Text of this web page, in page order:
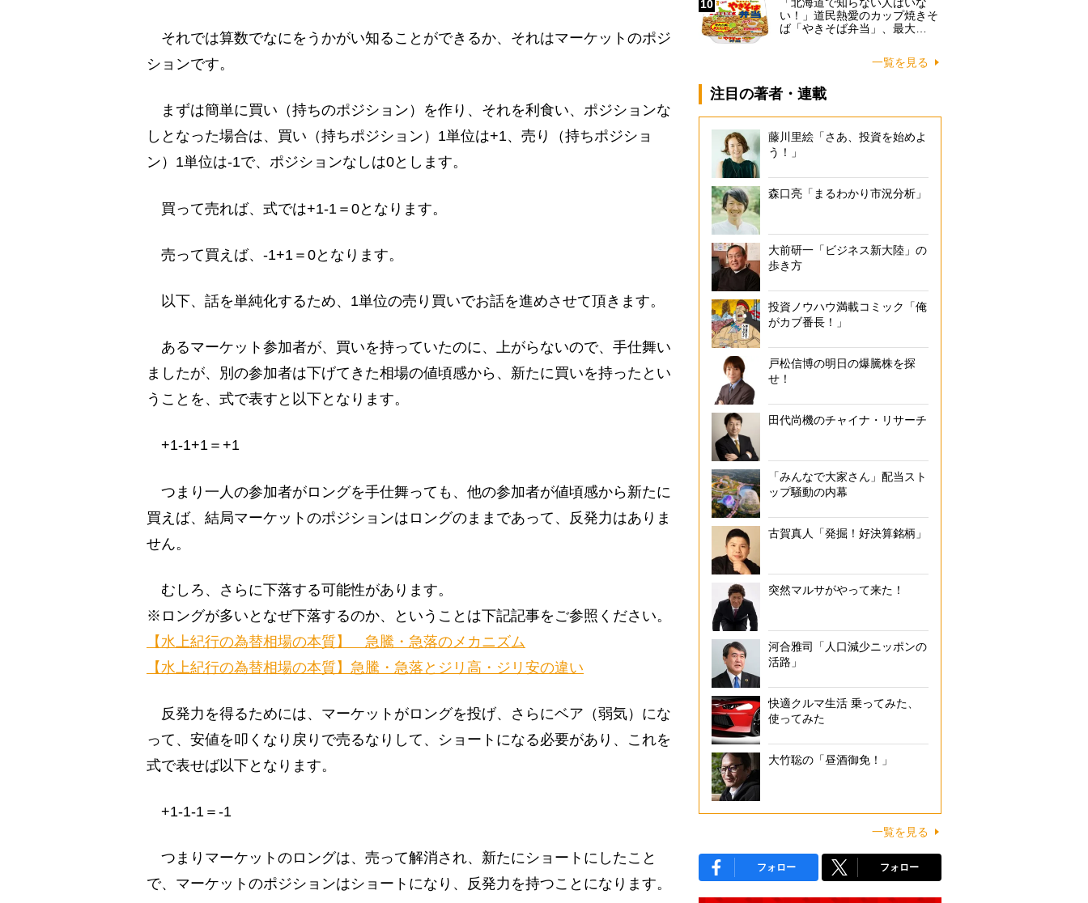
それでは算数でなにをうかがい知ることができるか、それはマーケットのポジ
ションです。
まずは簡単に買い（持ちのポジション）を作り、それを利食い、ポジションな
しとなった場合は、買い（持ちポジション）1単位は+1、売り（持ちポジショ
ン）1単位は-1で、ポジションなしは0とします。
買って売れば、式では+1-1＝0となります。
売って買えば、-1+1＝0となります。
以下、話を単純化するため、1単位の売り買いでお話を進めさせて頂きます。
あるマーケット参加者が、買いを持っていたのに、上がらないので、手仕舞い
ましたが、別の参加者は下げてきた相場の値頃感から、新たに買いを持ったとい
うことを、式で表すと以下となります。
+1-1+1＝+1
つまり一人の参加者がロングを手仕舞っても、他の参加者が値頃感から新たに
買えば、結局マーケットのポジションはロングのままであって、反発力はありま
せん。
むしろ、さらに下落する可能性があります。
※ロングが多いとなぜ下落するのか、ということは下記記事をご参照ください。
【水上紀行の為替相場の本質】 急騰・急落のメカニズム
【水上紀行の為替相場の本質】急騰・急落とジリ高・ジリ安の違い
反発力を得るためには、マーケットがロングを投げ、さらにベア（弱気）にな
って、安値を叩くなり戻りで売るなりして、ショートになる必要があり、これを
式で表せば以下となります。
+1-1-1＝-1
つまりマーケットのロングは、売って解消され、新たにショートにしたこと
で、マーケットのポジションはショートになり、反発力を持つことになります。
10
い！」道民熱愛のカップ焼きそ
ば「やきそば弁当」、最大…
一覧を見る
注目の著者・連載
藤川里絵「さあ、投資を始めよ
う！」
森口亮「まるわかり市況分析」
大前研一「ビジネス新大陸」の
歩き方
投資ノウハウ満載コミック「俺
がカブ番長！」
戸松信博の明日の爆騰株を探
せ！
田代尚機のチャイナ・リサーチ
「みんなで大家さん」配当スト
ップ騒動の内幕
古賀真人「発掘！好決算銘柄」
突然マルサがやって来た！
河合雅司「人口減少ニッポンの
活路」
快適クルマ生活 乗ってみた、
使ってみた
大竹聡の「昼酒御免！」
一覧を見る
フォロー フォロー